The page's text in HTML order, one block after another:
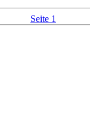
Seite 1